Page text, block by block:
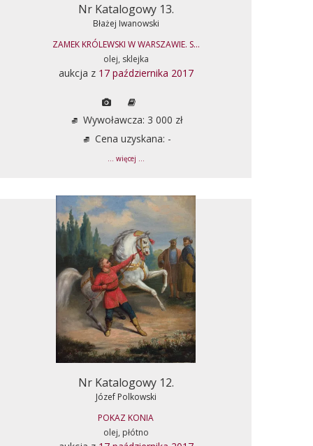
Nr Katalogowy 13.
Błażej Iwanowski
ZAMEK KRÓLEWSKI W WARSZAWIE. S...
olej, sklejka
aukcja z 17 października 2017
Wywoławcza: 3 000 zł
Cena uzyskana: -
... więcej ...
Nr Katalogowy 12.
Józef Polkowski
POKAZ KONIA
olej, płótno